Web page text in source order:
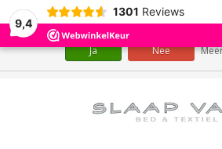
9,4
1301 Reviews
Wij slaan cookies op om onze website te
Ja Nee